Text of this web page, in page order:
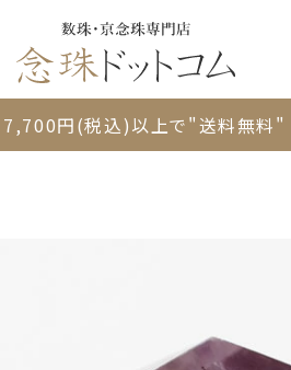
7,700円(税込)以上で"送料無料"